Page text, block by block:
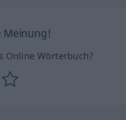
Meinung!
Online Wörterbuch?